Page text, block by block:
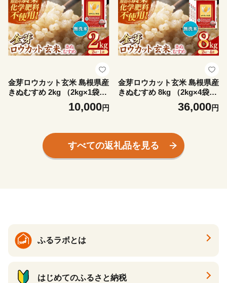
ワイガニ 生乳 とろとろ おい
しい 島根県 安来市】【14-SF
-26】
ワイガニ 生乳 とろとろ おい
しい 島根県 安来市】【11-SF
-25】
金芽ロウカット玄米 島根県産
きぬむすめ 2kg （2kg×1袋）
≪ 栽培期間中 農薬・化学肥
料不使用 ≫【令和7年産 ロウ
援 お試し 食べやすい 安来市
東洋ライス 】【10-SS-78】
10,000円
金芽ロウカット玄米 島根県産
きぬむすめ 8kg （2kg×4袋）
≪ 栽培期間中 農薬・化学肥
料不使用 ≫【令和7年産 ロウ
援 お試し 食べやすい 安来市
東洋ライス 】【36-SS-79】
36,000円
すべての返礼品を見る
ふるラボとは
はじめてのふるさと納税